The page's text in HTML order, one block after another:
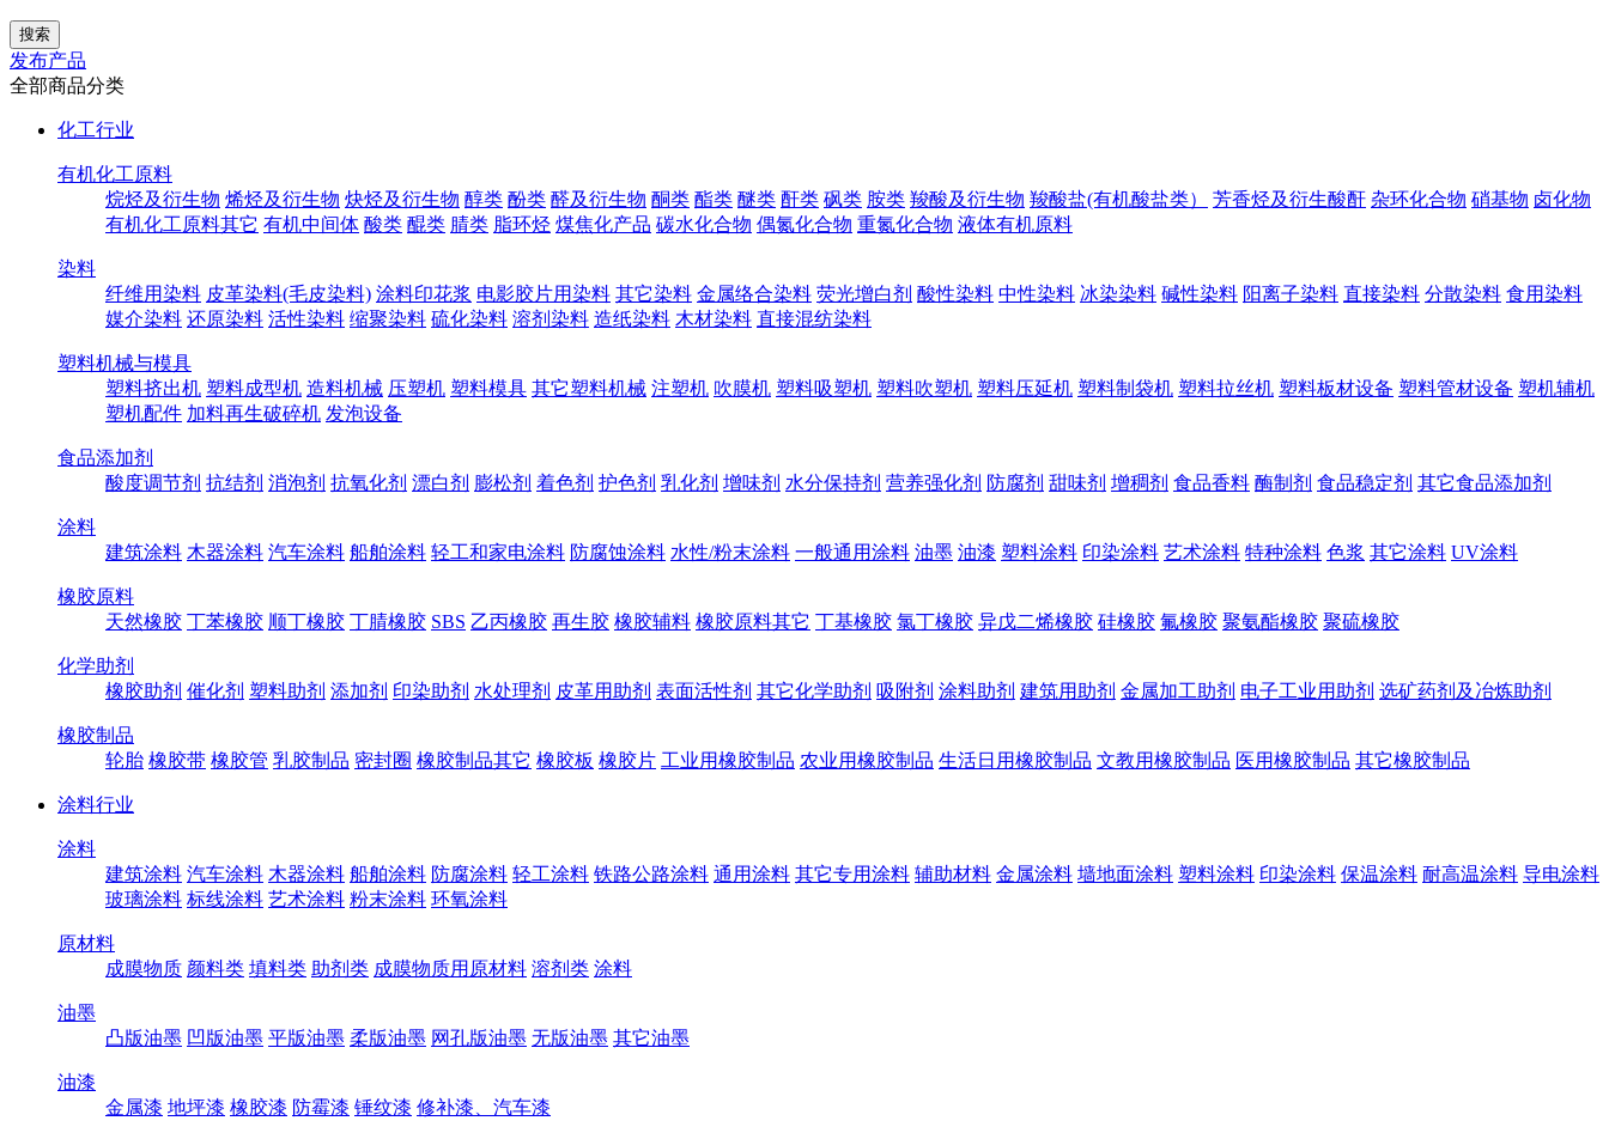
发布产品
全部商品分类
化工行业
有机化工原料
烷烃及衍生物 烯烃及衍生物 炔烃及衍生物 醇类 酚类 醛及衍生物 酮类 酯类 醚类 酐类 砜类 胺类 羧酸及衍生物 羧酸盐(有机酸盐类） 芳香烃及衍生酸酐 杂环化合物 硝基物 卤化物
有机化工原料其它 有机中间体 酸类 醌类 腈类 脂环烃 煤焦化产品 碳水化合物 偶氮化合物 重氮化合物 液体有机原料
染料
纤维用染料 皮革染料(毛皮染料) 涂料印花浆 电影胶片用染料 其它染料 金属络合染料 荧光增白剂 酸性染料 中性染料 冰染染料 碱性染料 阳离子染料 直接染料 分散染料 食用染料
媒介染料 还原染料 活性染料 缩聚染料 硫化染料 溶剂染料 造纸染料 木材染料 直接混纺染料
塑料机械与模具
塑料挤出机 塑料成型机 造料机械 压塑机 塑料模具 其它塑料机械 注塑机 吹膜机 塑料吸塑机 塑料吹塑机 塑料压延机 塑料制袋机 塑料拉丝机 塑料板材设备 塑料管材设备 塑机辅机
塑机配件 加料再生破碎机 发泡设备
食品添加剂
酸度调节剂 抗结剂 消泡剂 抗氧化剂 漂白剂 膨松剂 着色剂 护色剂 乳化剂 增味剂 水分保持剂 营养强化剂 防腐剂 甜味剂 增稠剂 食品香料 酶制剂 食品稳定剂 其它食品添加剂
涂料
建筑涂料 木器涂料 汽车涂料 船舶涂料 轻工和家电涂料 防腐蚀涂料 水性/粉末涂料 一般通用涂料 油墨 油漆 塑料涂料 印染涂料 艺术涂料 特种涂料 色浆 其它涂料 UV涂料
橡胶原料
天然橡胶 丁苯橡胶 顺丁橡胶 丁腈橡胶 SBS 乙丙橡胶 再生胶 橡胶辅料 橡胶原料其它 丁基橡胶 氯丁橡胶 异戊二烯橡胶 硅橡胶 氟橡胶 聚氨酯橡胶 聚硫橡胶
化学助剂
橡胶助剂 催化剂 塑料助剂 添加剂 印染助剂 水处理剂 皮革用助剂 表面活性剂 其它化学助剂 吸附剂 涂料助剂 建筑用助剂 金属加工助剂 电子工业用助剂 选矿药剂及冶炼助剂
橡胶制品
轮胎 橡胶带 橡胶管 乳胶制品 密封圈 橡胶制品其它 橡胶板 橡胶片 工业用橡胶制品 农业用橡胶制品 生活日用橡胶制品 文教用橡胶制品 医用橡胶制品 其它橡胶制品
涂料行业
涂料
建筑涂料 汽车涂料 木器涂料 船舶涂料 防腐涂料 轻工涂料 铁路公路涂料 通用涂料 其它专用涂料 辅助材料 金属涂料 墙地面涂料 塑料涂料 印染涂料 保温涂料 耐高温涂料 导电涂料
玻璃涂料 标线涂料 艺术涂料 粉末涂料 环氧涂料
原材料
成膜物质 颜料类 填料类 助剂类 成膜物质用原材料 溶剂类 涂料
油墨
凸版油墨 凹版油墨 平版油墨 柔版油墨 网孔版油墨 无版油墨 其它油墨
油漆
金属漆 地坪漆 橡胶漆 防霉漆 锤纹漆 修补漆、汽车漆